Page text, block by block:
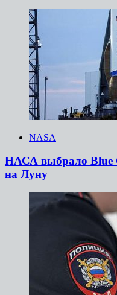
NASA
НАСА выбрало Blue
на Луну